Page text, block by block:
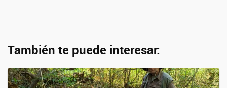
También te puede interesar: